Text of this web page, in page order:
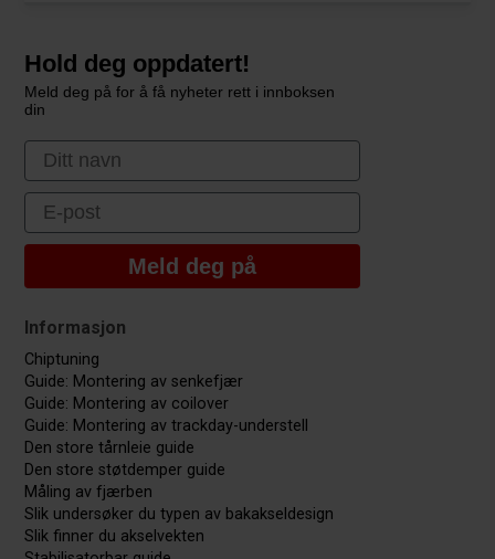
Hold deg oppdatert!
Meld deg på for å få nyheter rett i innboksen
din
First Name
Email
Meld deg på
Informasjon
Chiptuning
Guide: Montering av senkefjær
Guide: Montering av coilover
Guide: Montering av trackday-understell
Den store tårnleie guide
Den store støtdemper guide
Måling av fjærben
Slik undersøker du typen av bakakseldesign
Slik finner du akselvekten